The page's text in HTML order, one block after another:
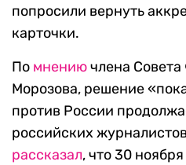
попросили вернуть
карточки.
По мнениючлена
Морозова, решение
против России
российских
рассказал, что 30